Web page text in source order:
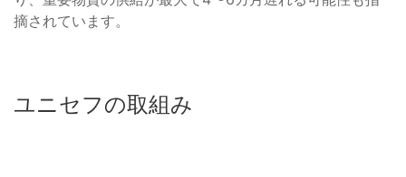
摘されています。
ユニセフの取組み